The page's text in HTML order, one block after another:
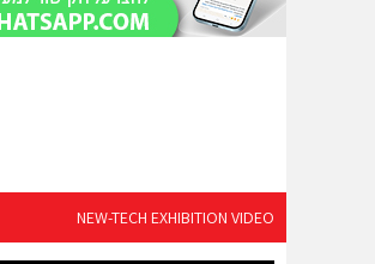
NEW-TECH EXHIBITION VIDEO